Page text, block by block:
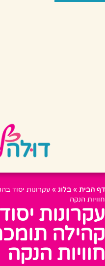
דף הבית » בלוג » עקרונות יסוד
חוויות הנקה
עקרונות
קהילה
חוויות הנקה